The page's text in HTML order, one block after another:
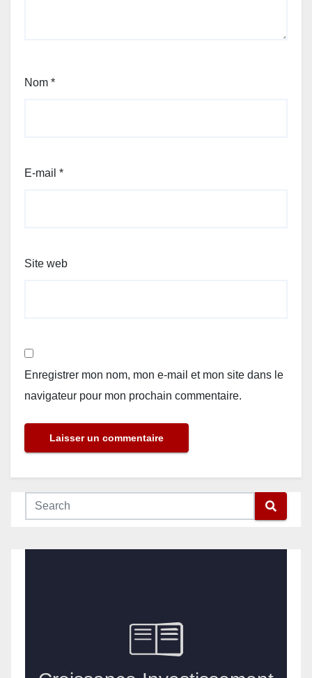
Nom *
E-mail *
Site web
Enregistrer mon nom, mon e-mail et mon site dans le
navigateur pour mon prochain commentaire.